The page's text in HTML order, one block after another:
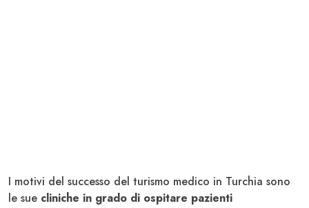
I motivi del successo del turismo medico in Turchia sono
le sue cliniche in grado di ospitare pazienti